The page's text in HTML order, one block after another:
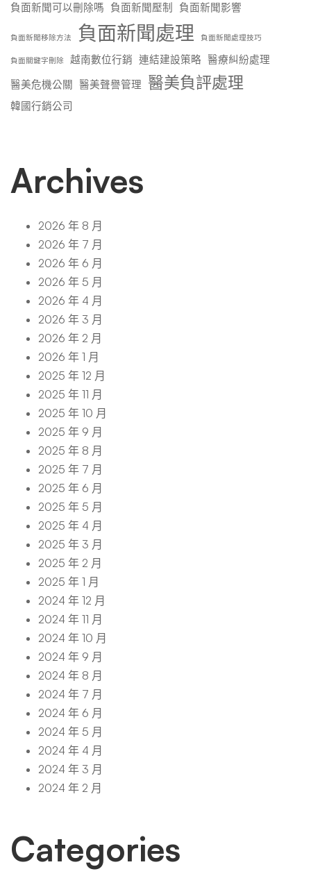
負面新聞可以刪除嗎 負面新聞壓制 負面新聞影響
負面新聞移除方法 負面新聞處理 負面新聞處理技巧
負面關鍵字刪除 越南數位行銷 連結建設策略 醫療糾紛處理
醫美危機公關 醫美聲譽管理 醫美負評處理
韓國行銷公司
Archives
2026 年 8 月
2026 年 7 月
2026 年 6 月
2026 年 5 月
2026 年 4 月
2026 年 3 月
2026 年 2 月
2026 年 1 月
2025 年 12 月
2025 年 11 月
2025 年 10 月
2025 年 9 月
2025 年 8 月
2025 年 7 月
2025 年 6 月
2025 年 5 月
2025 年 4 月
2025 年 3 月
2025 年 2 月
2025 年 1 月
2024 年 12 月
2024 年 11 月
2024 年 10 月
2024 年 9 月
2024 年 8 月
2024 年 7 月
2024 年 6 月
2024 年 5 月
2024 年 4 月
2024 年 3 月
2024 年 2 月
Categories